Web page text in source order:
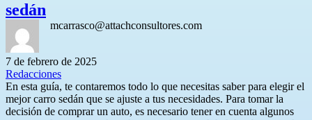
sedán
mcarrasco@attachconsultores.com
7 de febrero de 2025
Redacciones
En esta guía, te contaremos todo lo que necesitas saber para elegir el
mejor carro sedán que se ajuste a tus necesidades. Para tomar la
decisión de comprar un auto, es necesario tener en cuenta algunos